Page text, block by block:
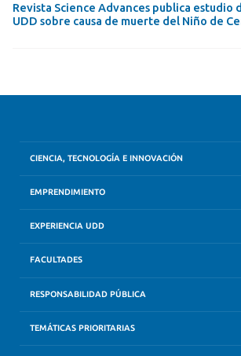
Revista Science Advances publica estudio
UDD sobre causa de muerte del Niño de
CIENCIA, TECNOLOGÍA E INNOVACIÓN
EMPRENDIMIENTO
EXPERIENCIA UDD
FACULTADES
RESPONSABILIDAD PÚBLICA
TEMÁTICAS PRIORITARIAS